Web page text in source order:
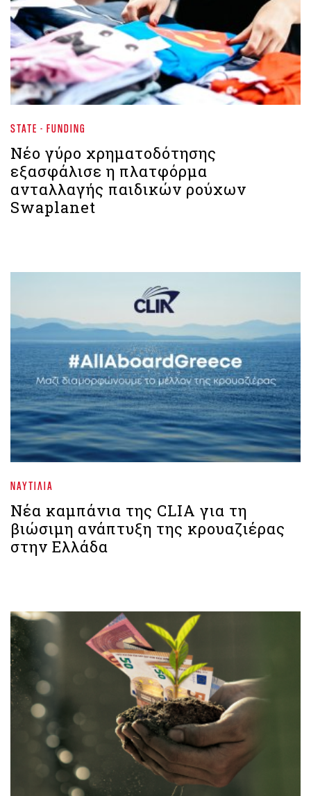
STATE - FUNDING
Νέο γύρο χρηματοδότησης
εξασφάλισε η πλατφόρμα
ανταλλαγής παιδικών ρούχων
Swaplanet
ΝΑΥΤΙΛΊΑ
Νέα καμπάνια της CLIA για τη
βιώσιμη ανάπτυξη της κρουαζιέρας
στην Ελλάδα